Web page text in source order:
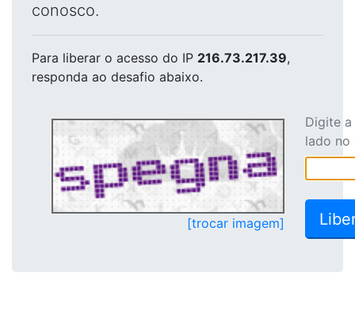
conosco.
Para liberar o acesso do IP 216.73.217.39,
responda ao desafio abaixo.
[trocar imagem]
Digite
lado no